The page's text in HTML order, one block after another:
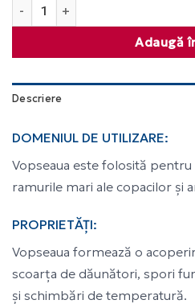
Adaugă
Descriere
DOMENIUL DE UTILIZARE:
Vopseaua este folosită
ramurile mari ale copacilor și
PROPRIETĂȚI:
Vopseaua formează o
scoarța de dăunători, spori
și schimbări de temperatură.